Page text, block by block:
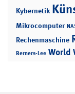
Kybernetik
Mikrocomputer
Rechenmaschine
Berners-Lee World